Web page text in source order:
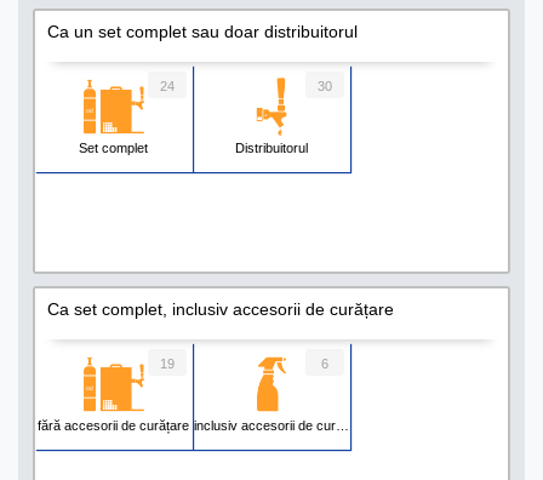
Ca un set complet sau doar distribuitorul
Set complet
24
Distribuitorul
30
Ca set complet, inclusiv accesorii de curățare
fără accesorii de curățare
19
inclusiv accesorii de curățare
6